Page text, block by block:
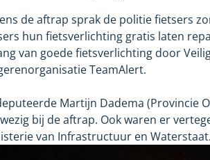
de aftrap sprak de politie fietsers
hun fietsverlichting gratis laten
van goede fietsverlichting door
TeamAlert.
Martijn Dadema (Provincie
bij de aftrap. Ook waren er
van Infrastructuur en Waterstaat.